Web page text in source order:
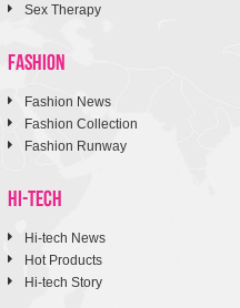
Sex Therapy
FASHION
Fashion News
Fashion Collection
Fashion Runway
HI-TECH
Hi-tech News
Hot Products
Hi-tech Story